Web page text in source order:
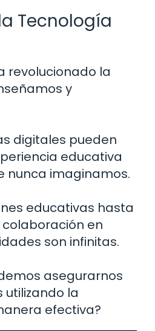
Tecnología
revolucionado la
y
digitales pueden
educativa
nunca imaginamos.
educativas hasta
en
son infinitas.
asegurarnos
la
efectiva?